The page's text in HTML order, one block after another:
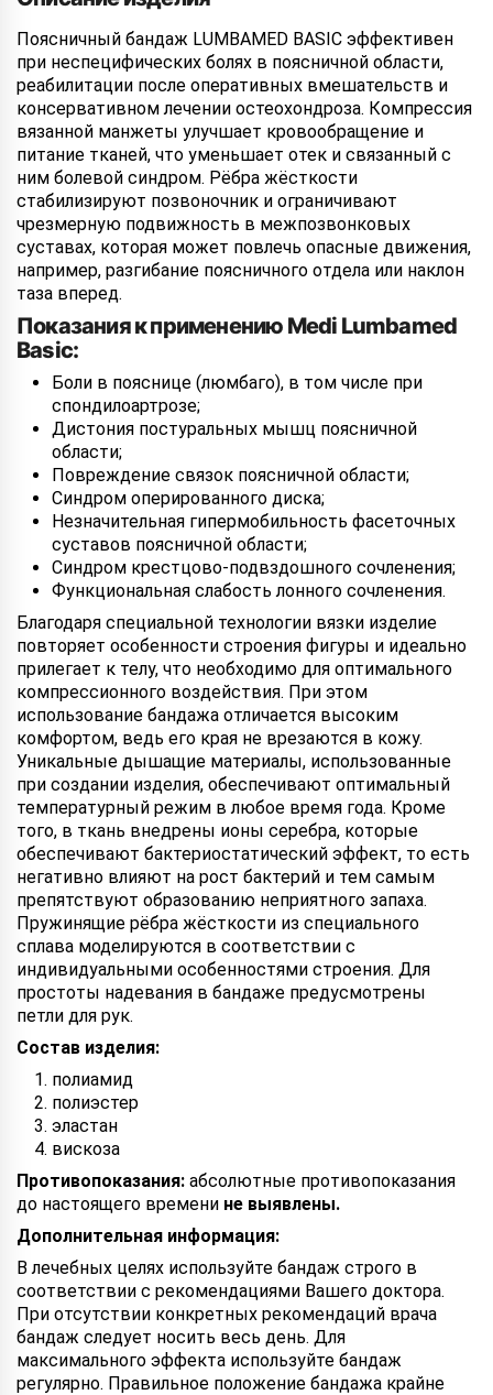
Поясничный бандаж LUMBAMED BASIC эффективен
при неспецифических болях в поясничной области,
реабилитации после оперативных вмешательств и
консервативном лечении остеохондроза. Компрессия
вязанной манжеты улучшает кровообращение и
питание тканей, что уменьшает отек и связанный с
ним болевой синдром. Рёбра жёсткости
стабилизируют позвоночник и ограничивают
чрезмерную подвижность в межпозвонковых
суставах, которая может повлечь опасные движения,
например, разгибание поясничного отдела или наклон
таза вперед.
Показания к применению Medi Lumbamed
Basic:
Боли в пояснице (люмбаго), в том числе при
спондилоартрозе;
Дистония постуральных мышц поясничной
области;
Повреждение связок поясничной области;
Синдром оперированного диска;
Незначительная гипермобильность фасеточных
суставов поясничной области;
Синдром крестцово-подвздошного сочленения;
Функциональная слабость лонного сочленения.
Благодаря специальной технологии вязки изделие
повторяет особенности строения фигуры и идеально
прилегает к телу, что необходимо для оптимального
компрессионного воздействия. При этом
использование бандажа отличается высоким
комфортом, ведь его края не врезаются в кожу.
Уникальные дышащие материалы, использованные
при создании изделия, обеспечивают оптимальный
температурный режим в любое время года. Кроме
того, в ткань внедрены ионы серебра, которые
обеспечивают бактериостатический эффект, то есть
негативно влияют на рост бактерий и тем самым
препятствуют образованию неприятного запаха.
Пружинящие рёбра жёсткости из специального
сплава моделируются в соответствии с
индивидуальными особенностями строения. Для
простоты надевания в бандаже предусмотрены
петли для рук.
Состав изделия:
полиамид
полиэстер
эластан
вискоза
Противопоказания: абсолютные противопоказания
до настоящего времени не выявлены.
Дополнительная информация:
В лечебных целях используйте бандаж строго в
соответствии с рекомендациями Вашего доктора.
При отсутствии конкретных рекомендаций врача
бандаж следует носить весь день. Для
максимального эффекта используйте бандаж
регулярно. Правильное положение бандажа крайне